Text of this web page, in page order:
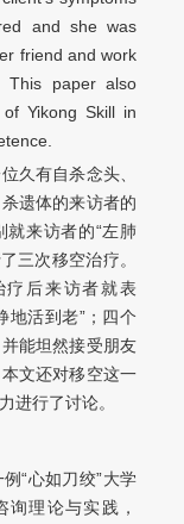
and she was
friend and work
This paper also
Yikong Skill in
久有自杀念头、
遗体的来访者的
就来访者的“左肺
三次移空治疗。
后来访者就表
地活到老”；四个
能坦然接受朋友
文还对移空这一
进行了讨论。
“心如刀绞”大学
理论与实践，